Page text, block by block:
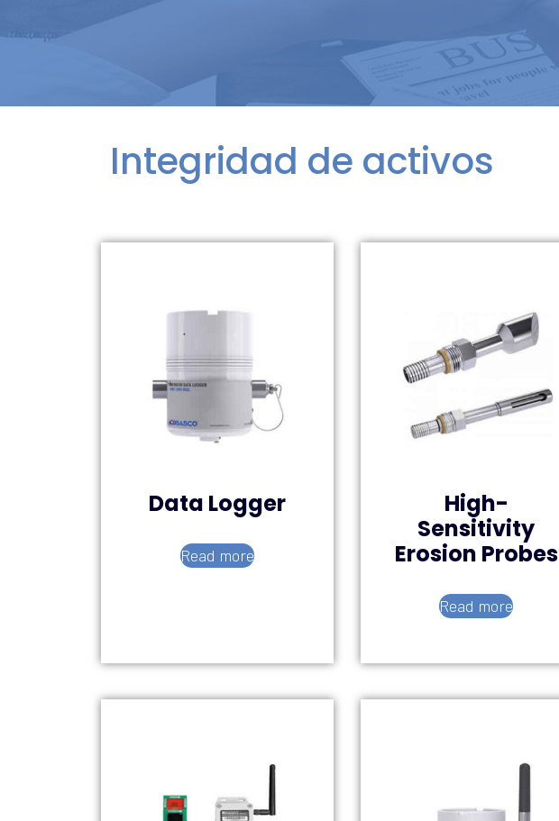
Integridad de activos
Data Logger
Read more
High-
Sensitivity
Erosion Probes
Read more